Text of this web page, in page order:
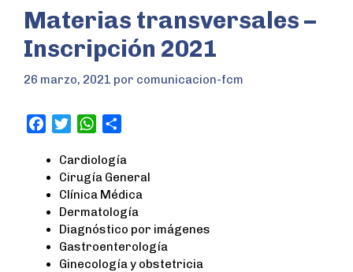
Materias transversales –
Inscripción 2021
26 marzo, 2021 por comunicacion-fcm
c
e
b
o
o
i
t
t
e
r
W
a
t
s
A
p
p
a
r
e
Cardiología
Cirugía General
Clínica Médica
Dermatología
Diagnóstico por imágenes
Gastroenterología
Ginecología y obstetricia